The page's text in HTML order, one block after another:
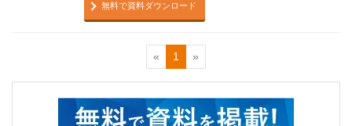
無料で資料ダウンロード
« 1 »